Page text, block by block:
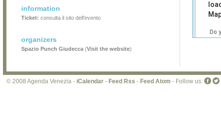
information
Ticket: consulta il sito dell'evento
organizers
Spazio Punch Giudecca (Visit the website)
Do
© 2008 Agenda Venezia - iCalendar - Feed Rss - Feed Atom - Follow us: